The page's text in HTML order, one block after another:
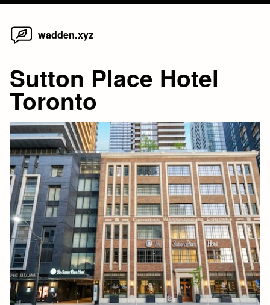
Skip
wadden.xyz
Sutton Place Hotel
Toronto